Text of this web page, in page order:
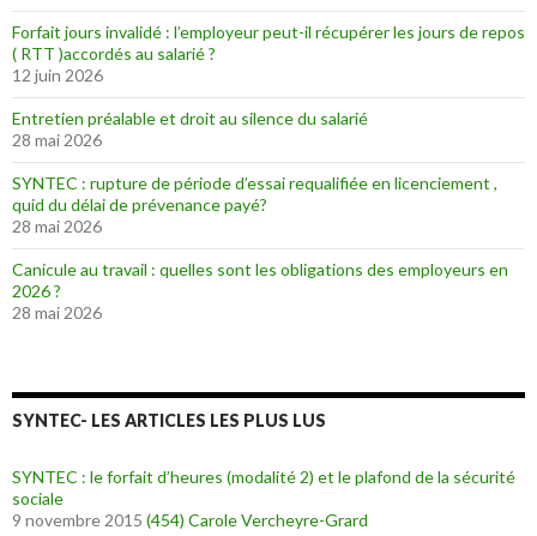
Forfait jours invalidé : l’employeur peut-il récupérer les jours de repos
( RTT )accordés au salarié ?
12 juin 2026
Entretien préalable et droit au silence du salarié
28 mai 2026
SYNTEC : rupture de période d’essai requalifiée en licenciement ,
quid du délai de prévenance payé?
28 mai 2026
Canicule au travail : quelles sont les obligations des employeurs en
2026 ?
28 mai 2026
SYNTEC- LES ARTICLES LES PLUS LUS
SYNTEC : le forfait d’heures (modalité 2) et le plafond de la sécurité
sociale
9 novembre 2015 (454) Carole Vercheyre-Grard